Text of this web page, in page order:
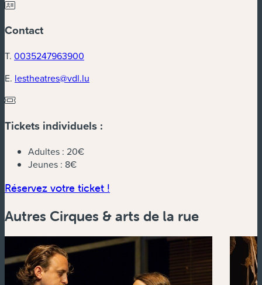
Contact
T. 0035247963900
E. lestheatres@vdl.lu
Tickets individuels :
Adultes : 20€
Jeunes : 8€
Réservez votre ticket !
Autres Cirques & arts de la rue